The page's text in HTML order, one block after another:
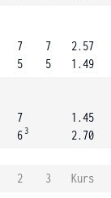
7
5
7
5
2.57
1.49
7
6 3
1.45
2.70
2 3
Kurs